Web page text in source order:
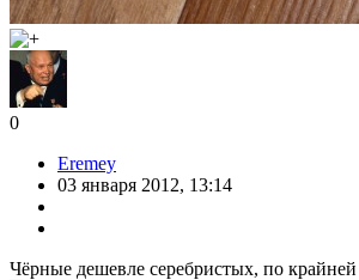
0
Eremey
03 января 2012, 13:14
Чёрные дешевле серебристых, по